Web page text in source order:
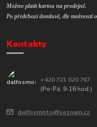
Možno platit kartou na prodejně.
Po předchozí domluvě, dle možností
Kontakty
+420 721 020 767
(Po-Pá, 9-16 hod.)
dalfosmoto@seznam.cz